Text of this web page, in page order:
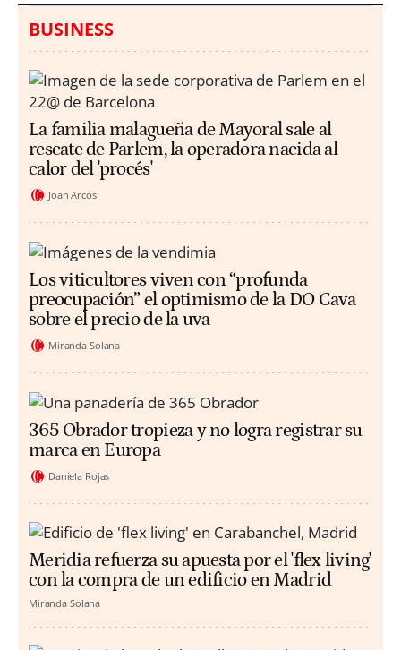
BUSINESS
La familia malagueña de Mayoral sale al
rescate de Parlem, la operadora nacida al
calor del 'procés'
Joan Arcos
Los viticultores viven con “profunda
preocupación” el optimismo de la DO Cava
sobre el precio de la uva
Miranda Solana
365 Obrador tropieza y no logra registrar su
marca en Europa
Daniela Rojas
Meridia refuerza su apuesta por el 'flex living'
con la compra de un edificio en Madrid
Miranda Solana